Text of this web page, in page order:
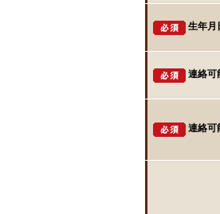
生年月
連絡可
連絡可